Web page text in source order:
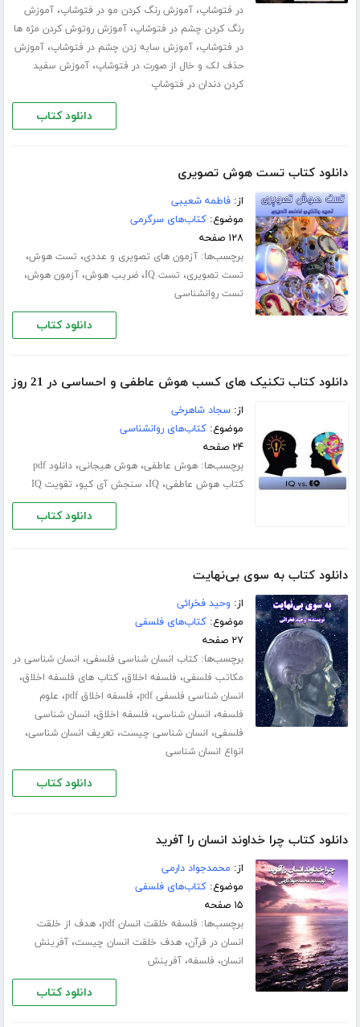
در فتوشاپ،آموزش رنگ کردن مو در فتوشاپ،آموزش
رنگ کردن چشم در فتوشاپ،آموزش روتوش کردن مژه ها
در فتوشاپ،آموزش سایه زدن چشم در فتوشاپ،آموزش
حذف لک و خال از صورت در فتوشاپ،آموزش سفید
کردن دندان در فتوشاپ
دانلود کتاب
دانلود کتاب تست هوش تصویری
از:فاطمه شعیبی
موضوع:کتاب‌های سرگرمی
۱۲۸ صفحه
برچسب‌ها:آزمون های تصویری و عددی، تست هوش،
تست تصویری، تست IQ ،ضریب هوش،آزمون هوش،
تست روانشناسی
دانلود کتاب
دانلود کتاب تکنیک های کسب هوش عاطفی و احساسی در 21 روز
از:سجاد شاهرخی
موضوع:کتاب‌های روانشناسی
۲۴ صفحه
برچسب‌ها:هوش عاطفی،هوش هیجانی،
دانلود pdf
کتاب هوش عاطفی،IQ، سنجش آی کیو، تقویت IQ
دانلود کتاب
دانلود کتاب به سوی بی‌نهایت
از: وحید فخرائی
موضوع:کتاب‌های فلسفی
۲۷ صفحه
برچسب‌ها:کتاب انسان شناسی فلسفی، انسان شناسی در
مکاتب فلسفی، فلسفه اخلاق،کتاب های فلسفه اخلاق،
انسان شناسی فلسفی pdf ، فلسفه اخلاق pdf ، علوم
فلسفه، انسان شناسی، فلسفه اخلاق، انسان شناسی
فلسفی، انسان شناسی چیست، تعریف انسان شناسی،
انواع انسان شناسی
دانلود کتاب
دانلود کتاب چرا خداوند انسان را آفرید
از: محمدجواد دارمی
موضوع:کتاب‌های فلسفی
۱۵ صفحه
برچسب‌ها: فلسفه خلقت انسان pdf ،هدف از خلقت
انسان در قرآن،هدف خلقت انسان چیست،آفرینش
انسان، فلسفه،آفرینش
دانلود کتاب